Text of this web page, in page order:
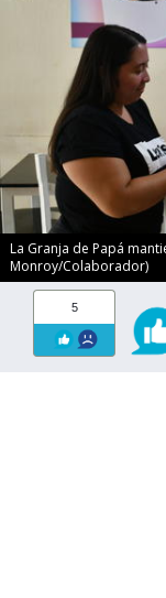
La Granja de Papá
Monroy/Colaborador)
5